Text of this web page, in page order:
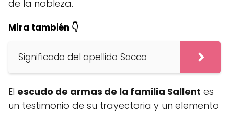
de la nobleza.
Mira también 👇
Significado del apellido Sacco
El escudo de armas de la familia Sallent es
un testimonio de su trayectoria y un elemento